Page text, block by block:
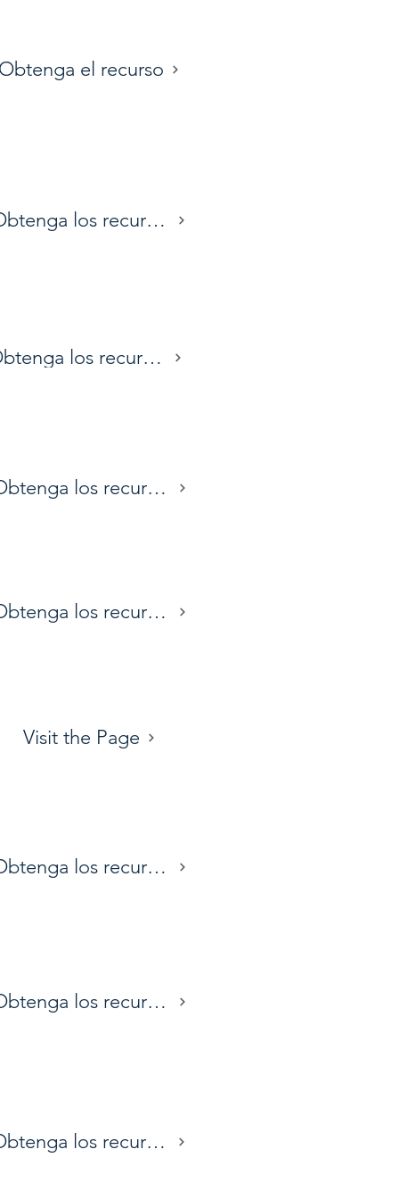
Obtenga el recurso
Obtenga los recursos
Obtenga los recursos
Obtenga los recursos
Obtenga los recursos
Visit the Page
Obtenga los recursos
Obtenga los recursos
Obtenga los recursos